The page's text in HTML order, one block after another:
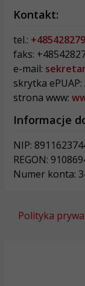
Kontakt:
tel.:
faks:
e-mail:
skrytka
strona www:
Informacje
NIP:
REGON:
Numer konta:
Polityka